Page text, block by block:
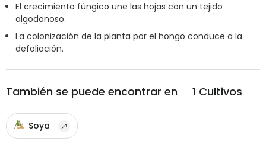
El crecimiento fúngico une las hojas con un tejido
algodonoso.
La colonización de la planta por el hongo conduce a la
defoliación.
También se puede encontrar en 1 Cultivos
Soya